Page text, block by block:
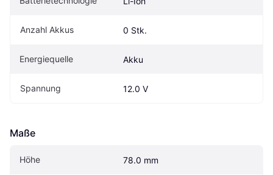
Anzahl Akkus 0 Stk.
Energiequelle Akku
Spannung 12.0 V
Maße
Höhe 78.0 mm